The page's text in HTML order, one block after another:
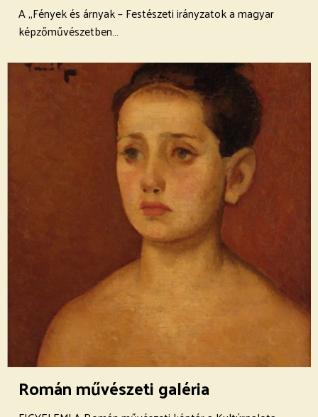
A „Fények és árnyak – Festészeti irányzatok a magyar
képzőművészetben…
Román művészeti galéria